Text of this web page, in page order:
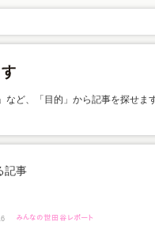
など、「目的」から記事を探せます
記事